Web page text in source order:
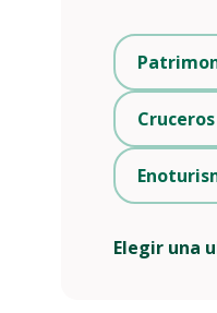
Elegir una